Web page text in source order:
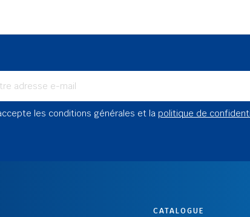
les conditions générales et la politique de
CATALOGUE